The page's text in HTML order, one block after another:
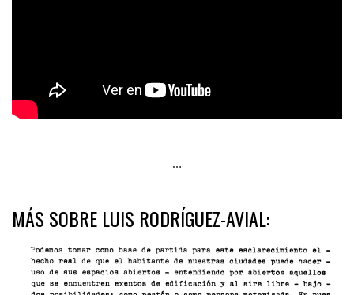
…
MÁS SOBRE LUIS RODRÍGUEZ-AVIAL: